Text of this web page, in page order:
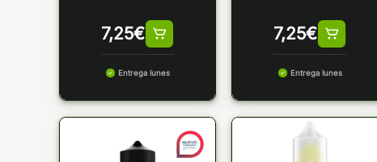
7,25€
Entrega lunes
7,25€
Entrega lunes